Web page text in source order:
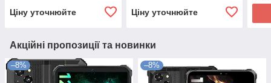
Ціну уточнюйте Ціну уточнюйте
Акційні пропозиції та новинки
–8% –8%